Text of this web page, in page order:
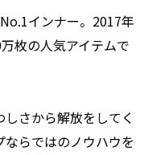
インナー。2017年
枚の人気アイテムで
さから解放をしてく
らではのノウハウを